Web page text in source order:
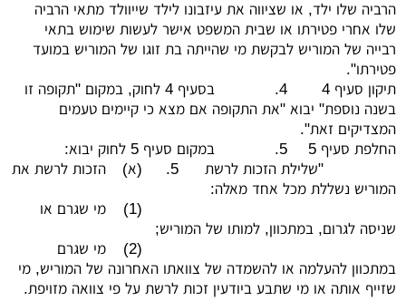
הרביה שלו ילד, או שציווה את עיזבונו לילד שייוולד מתאי הרביה
שלו אחרי פטירתו או שבית המשפט אישר לעשות שימוש בתאי
רבייה של המוריש לבקשת מי שהייתה בת זוגו של המוריש במועד
פטירתו".
תיקון סעיף 4
4.
בסעיף 4 לחוק, במקום "תקופה זו
בשנה נוספת" יבוא "את התקופה אם מצא כי קיימים טעמים
המצדיקים זאת".
החלפת סעיף 5
5.
במקום סעיף 5 לחוק יבוא:
"שלילת הזכות לרשת
5. (א)
הזכות לרשת את
המוריש נשללת מכל אחד מאלה:
(1)
מי שגרם או
שניסה לגרום, במתכוון, למותו של המוריש;
(2)
מי שגרם
במתכוון להעלמה או להשמדה של צוואתו האחרונה של המוריש, מי
שזייף אותה או מי שתבע ביודעין זכות לרשת על פי צוואה מזויפת.